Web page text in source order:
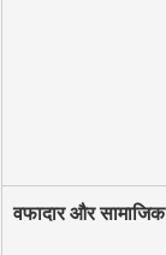
वफादार और सामाजिक